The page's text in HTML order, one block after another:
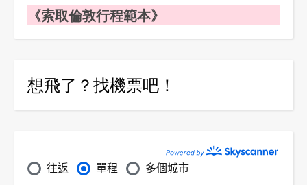
《索取倫敦行程範本》
想飛了？找機票吧！